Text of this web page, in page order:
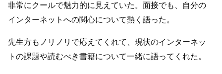
非常にクールで魅力的に見えていた。面接でも、自分の
インターネットへの関心について熱く語った。
先生方もノリノリで応えてくれて、現状のインターネッ
トの課題や読むべき書籍について一緒に語ってくれた。